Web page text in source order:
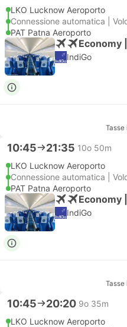
LKO Lucknow Aeroporto
Connessione automatica |
PAT Patna Aeroporto
Economy
IndiGo
Tasse
10:45 21:35 10o 50m
LKO Lucknow Aeroporto
Connessione automatica |
PAT Patna Aeroporto
Economy
IndiGo
Tasse
10:45 20:20 9o 35m
LKO Lucknow Aeroporto